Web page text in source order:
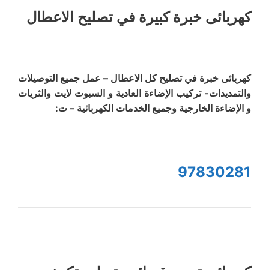
كهربائى خبرة كبيرة في تصليح الاعطال
كهربائى خبرة في تصليح كل الاعطال – عمل جميع التوصيلات
والتمديدات- تركيب الإضاءة العادية و السبوت لايت والثريات
و الإضاءة الخارجية وجميع الخدمات الكهربائية – ت:
97830281